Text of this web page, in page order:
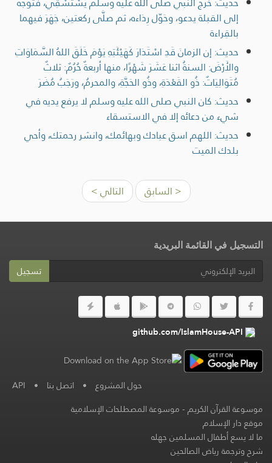
إلى القبلة يدعو، وحَوّل رِدَاءه، ثم صلَّى ركعتين، جَهَرَ فيهما
بالقِراءة
حديث: إن الزمانَ قَدِ اسْتَدَارَ كَهَيْئَتِهِ يَوْمَ خَلَقَ اللهُ السَّمَاوَاتِ
والأَرْضَ: السنةُ اثنا عَشَرَ شَهْرًا، منها أربعةٌ حُرُمٌ: ثلاثٌ
مُتَوَالِيَاتٌ: ذُو القَعْدَةِ، وذُو الحَجَّةِ، والمحرمُ، ورَجَبُ مُضَرَ
حديث: كان النبي صلى الله عليه وسلم لا يرفع يديه في
شيء من دعائه إلا في الاستسقاء
حديث: اللهم اسق عبادك وبهائمك، وانشر رحمتك، وأحي
بلدك الميت
< السابق التالي >
التسجيل في القائمة البريدية
تسجيل
github.com/IslamHouse-API
حول المشروع • اتصل بنا •
API
موسوعة القرآن الكريم-موسوعة المصطلحات الإسلامية
موقع دار الإسلام
ما لا يسع أطفال المسلمين جهله
شرح وترجمة رياض الصالحين